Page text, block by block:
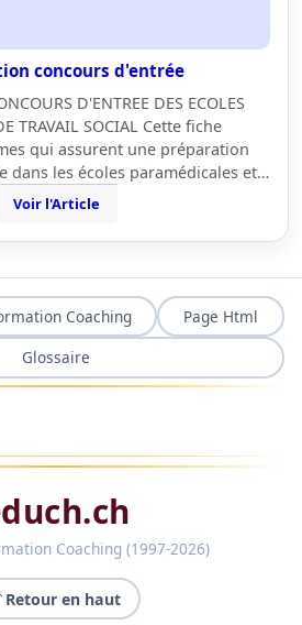
concours d'entrée
D'ENTREE DES ECOLES
TRAVAIL SOCIAL Cette fiche
qui assurent une préparation
dans les écoles paramédicales et…
Voir l'Article
Coaching
Page Html
Glossaire
Coaching (1997-2026)
Retour en haut